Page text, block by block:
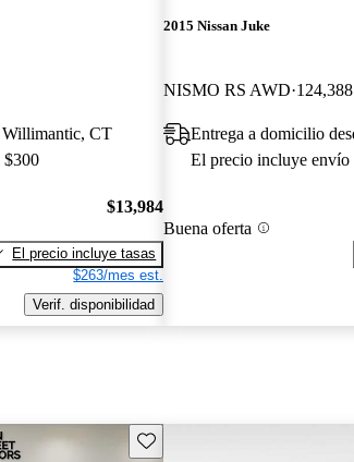
Willimantic, CT
$300
$13,984
El precio incluye tasas
$263/mes est.
Verif. disponibilidad
2015 Nissan Juke
NISMO RS AWD
Entrega a domicilio
El precio incluye envío
Buena oferta
Guarda este Aviso